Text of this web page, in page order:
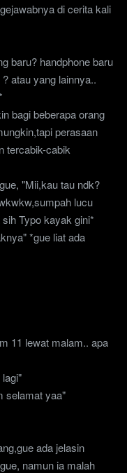
di cerita kali
baru? handphone baru
atau yang lainnya..
bagi beberapa orang
perasaan
tercabik-cabik
"Mii,kau tau ndk?
lucu
Typo kayak gini*
*gue liat ada
11 lewat malam.. apa
selamat yaa"
ada jelasin
namun ia malah